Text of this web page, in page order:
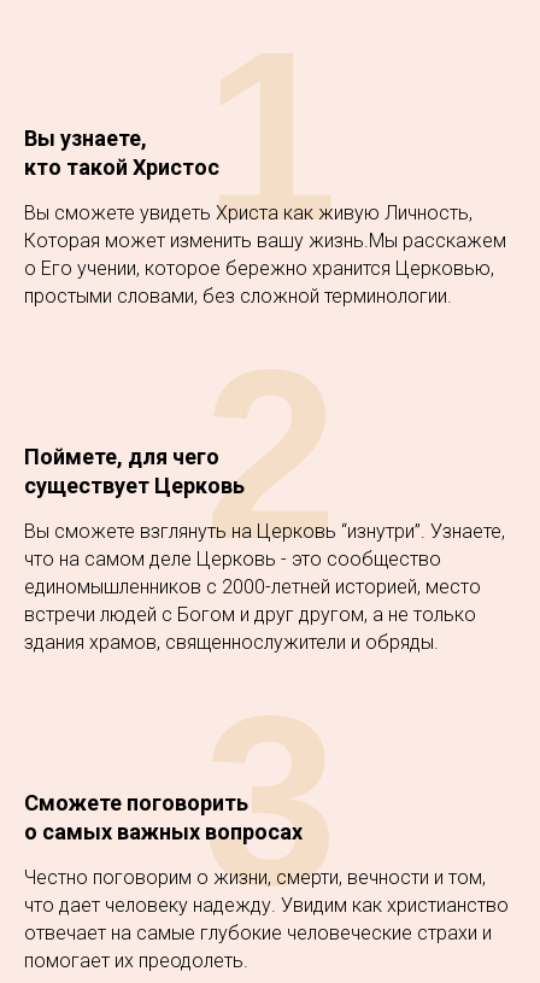
Вы узнаете,
кто такой Христос
Вы сможете увидеть Христа как живую Личность,
Которая может изменить вашу жизнь.Мы расскажем
о Его учении, которое бережно хранится Церковью,
простыми словами, без сложной терминологии.
1
Поймете, для чего
существует Церковь
Вы сможете взглянуть на Церковь “изнутри”. Узнаете,
что на самом деле Церковь - это сообщество
единомышленников с 2000-летней историей, место
встречи людей с Богом и друг другом, а не только
здания храмов, священнослужители и обряды.
2
Сможете поговорить
о самых важных вопросах
Честно поговорим о жизни, смерти, вечности и том,
что дает человеку надежду. Увидим как христианство
отвечает на самые глубокие человеческие страхи и
помогает их преодолеть.
3